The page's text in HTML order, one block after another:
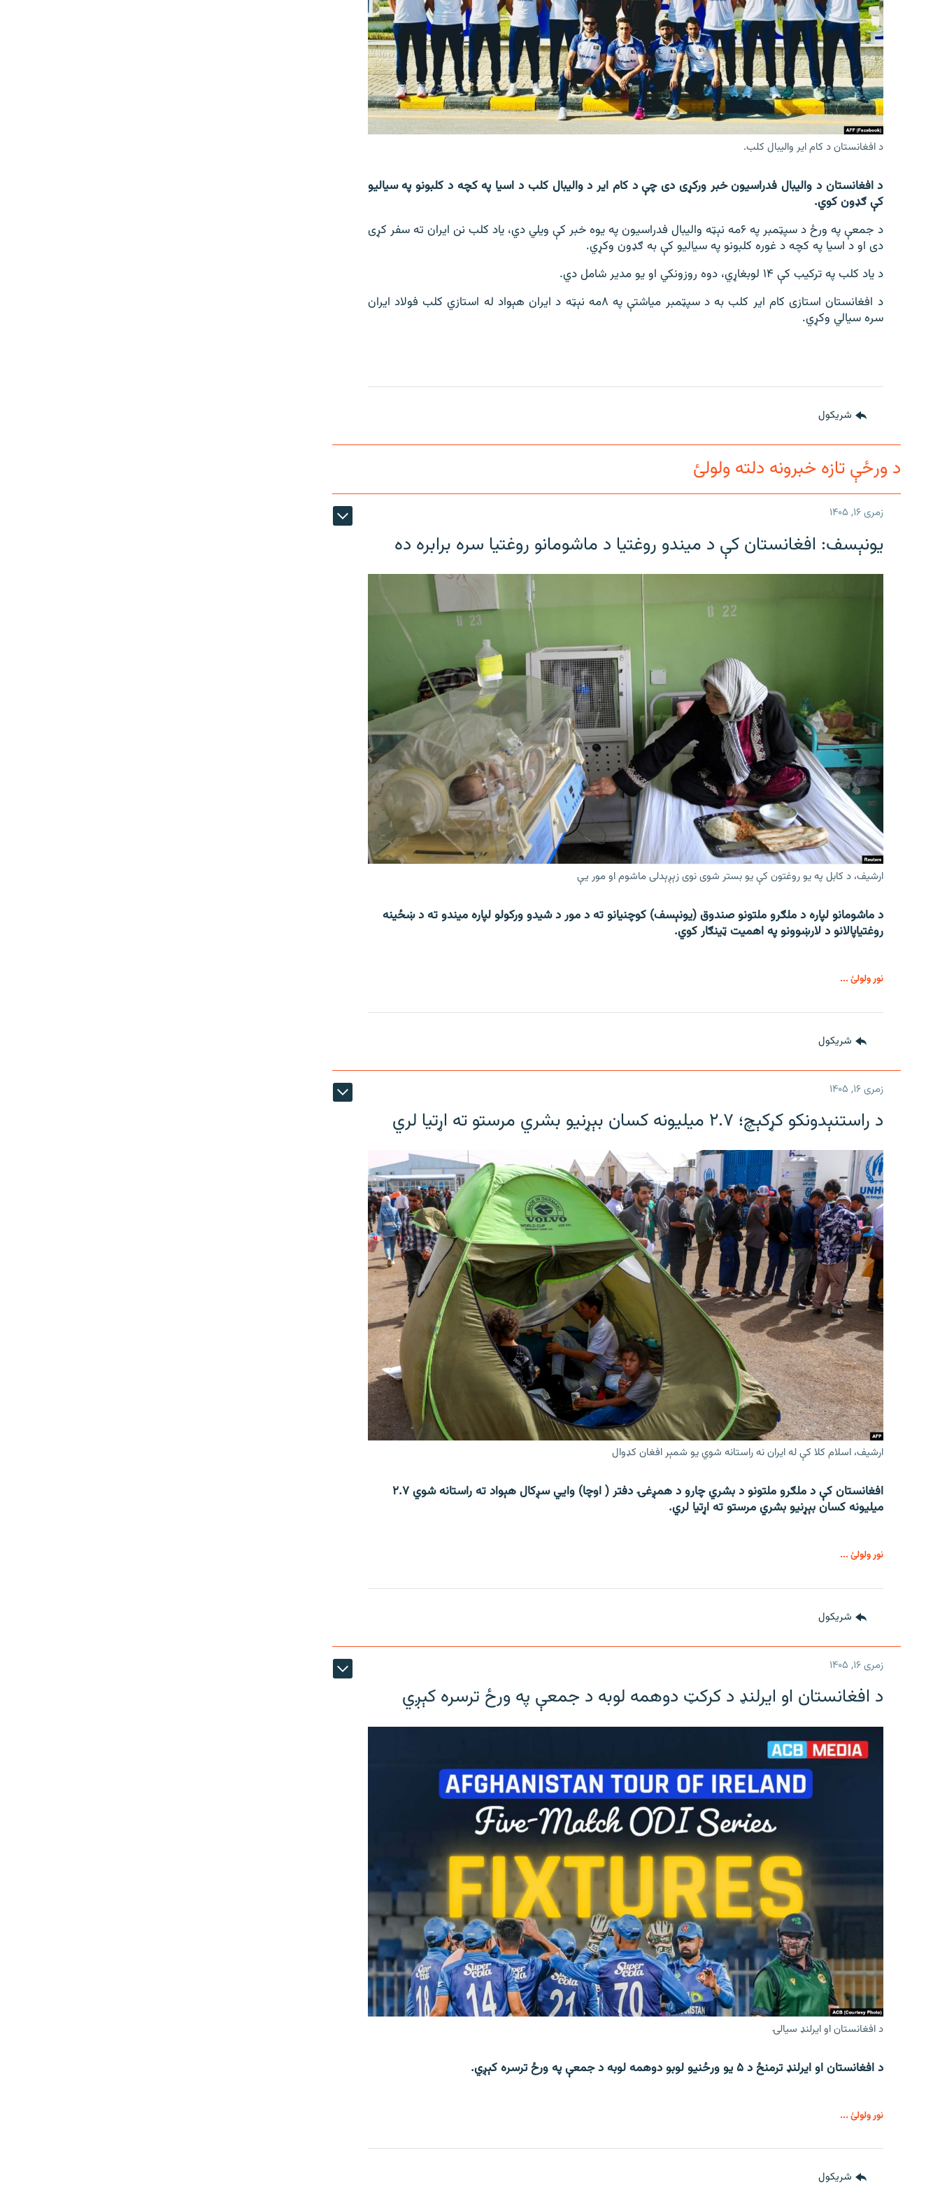
د افغانستان د کام ایر واليبال کلب.
د افغانستان د والیبال فدراسیون خبر ورکړی دی چې د کام ایر د والیبال کلب د اسیا په کچه د کلبونو په سیالیو
کې ګډون کوي.
د جمعې په ورځ د سپټمبر په ۶مه نېټه والیبال فدراسیون په یوه خبر کې ویلي دي، یاد کلب نن ایران ته سفر کړی
دی او د اسیا په کچه د غوره کلبونو په سیالیو کې به ګډون وکړي.
د یاد کلب په ترکیب کې ۱۴ لوبغاړي، دوه روزونکي او یو مدیر شامل دي.
د افغانستان استازی کام ایر کلب به د سپټمبر میاشتې په ۸مه نېټه د ایران هېواد له استازي کلب فولاد ایران
سره سیالي وکړي.
شريکول
د ورځې تازه خبرونه دلته ولولئ
زمری ۱۶, ۱۴۰۵
یونېسف: افغانستان کې د میندو روغتیا د ماشومانو روغتیا سره برابره ده
ارشیف، د کابل په یو روغتون کې یو بستر شوی نوی زېږېدلی ماشوم او مور یې
د ماشومانو لپاره د ملګرو ملتونو صندوق (یونېسف) کوچنیانو ته د مور د شیدو ورکولو لپاره میندو ته د ښځینه
روغتیاپالانو د لارښوونو په اهمیت ټینګار کوي.
نور ولولئ ...
شريکول
زمری ۱۶, ۱۴۰۵
د راستنېدونکو کړکېچ؛ ۲.۷ میلیونه کسان بېړنیو بشري مرستو ته اړتیا لري
ارشیف، اسلام کلا کې له ایران نه راستانه شوي یو شمېر افغان کډوال
افغانستان کې د ملګرو ملتونو د بشري چارو د همږغۍ دفتر ( اوچا) وايي سږکال هېواد ته راستانه شوي ۲.۷
میلیونه کسان بېړنیو بشري مرستو ته اړتیا لري.
نور ولولئ ...
شريکول
زمری ۱۶, ۱۴۰۵
د افغانستان او ایرلنډ د کرکټ دوهمه لوبه د جمعې په ورځ ترسره کېږي
د افغانستان او ایرلنډ سیالۍ
د افغانستان او ایرلنډ ترمنځ د ۵ یو ورځنیو لوبو دوهمه لوبه د جمعې په ورځ ترسره کېږي.
نور ولولئ ...
شريکول